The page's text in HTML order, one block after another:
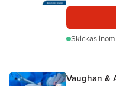
Skickas
Vaughan &